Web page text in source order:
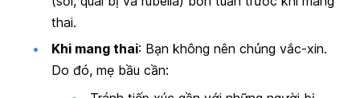
thai.
Khi mang thai: Bạn không nên chủng vắc-xin.
Do đó, mẹ bầu cần: